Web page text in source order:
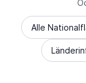
Alle